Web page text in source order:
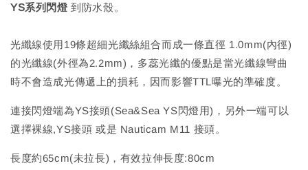
YS系列閃燈到防水殼。
光纖線使用19條超細光纖絲組合而成一條直徑 1.0mm(內徑)
的光纖線(外徑為2.2mm)，多蕊光纖的優點是當光纖線彎曲
時不會造成光傳遞上的損耗，因而影響TTL曝光的準確度。
連接閃燈端為YS接頭(Sea&Sea YS閃燈用)，另外一端可以
選擇裸線,YS接頭 或是 Nauticam M11 接頭。
長度約65cm(未拉長)，有效拉伸長度:80cm